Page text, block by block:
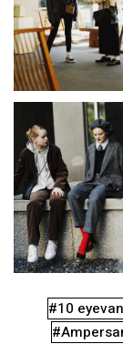
#10 eyevan